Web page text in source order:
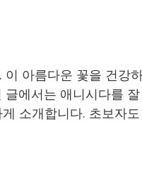
아름다운 꽃을 건강
에서는 애니시다를
소개합니다. 초보자